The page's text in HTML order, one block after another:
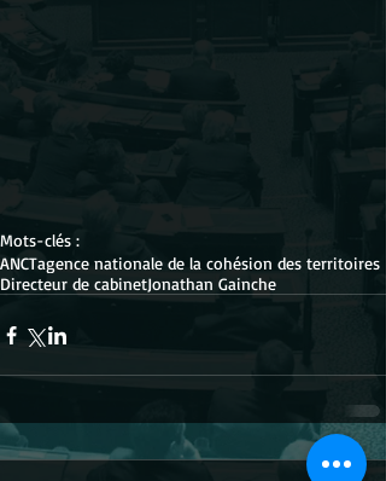
Mots-clés :
ANCTagence nationale de la cohésion des territoires
Directeur de cabinetJonathan Gainche